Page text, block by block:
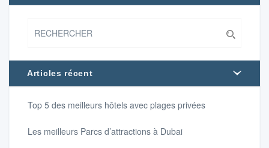
Articles récent
Top 5 des meilleurs hôtels avec plages privées
Les meilleurs Parcs d’attractions à Dubai